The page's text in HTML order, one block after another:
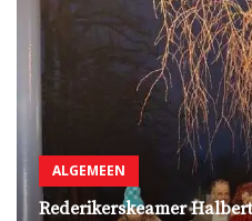
ALGEMEEN
Rederikerskeamer